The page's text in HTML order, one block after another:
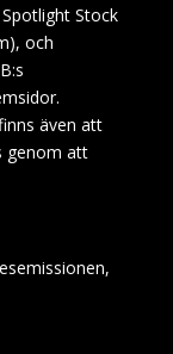
Stock
och
även att
genom att